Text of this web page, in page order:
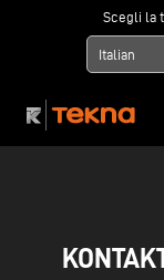
Scegli la
Italian